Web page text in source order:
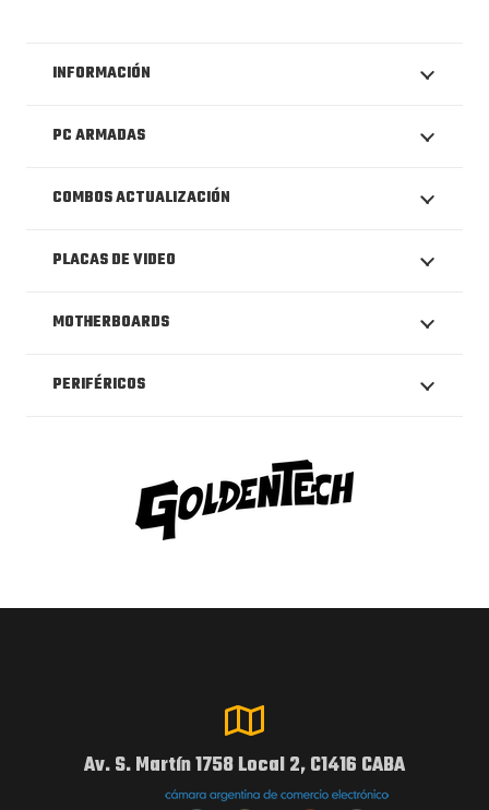
INFORMACIÓN
PC ARMADAS
COMBOS ACTUALIZACIÓN
PLACAS DE VIDEO
MOTHERBOARDS
PERIFÉRICOS
Av. S. Martín 1758 Local 2, C1416 CABA